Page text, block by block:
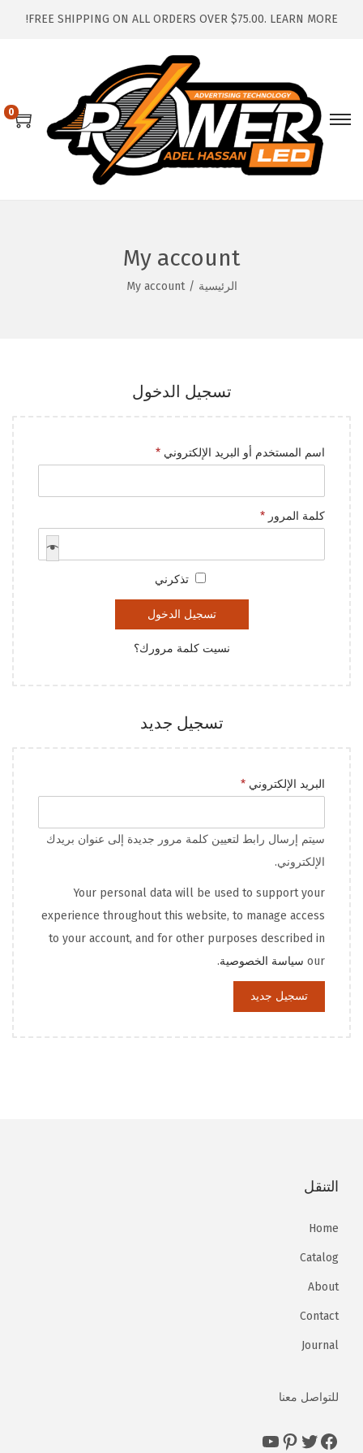
FREE SHIPPING ON ALL ORDERS OVER $75.00. LEARN MORE!
S
k
n
a
t
n
S
k
c
o
t
0
My account
الرئيسية /
My account
تسجيل الدخول
اسم المستخدم أو البريد الإلكتروني *
م
ل
كلمة المرور *
م
ل
تذكرني
تسجيل الدخول
نسيت كلمة مرورك؟
تسجيل جديد
البريد الإلكتروني *
م
ل
ة
سيتم إرسال رابط لتعيين كلمة مرور جديدة إلى عنوان بريدك
الإلكتروني.
Your personal data will be used to support your
experience throughout this website, to manage access
to your account, and for other purposes described in
our سياسة الخصوصية.
تسجيل جديد
التنقل
Home
Catalog
About
Contact
Journal
للتواصل معنا
https://www.facebook.com/powerled147
https://www.facebook.com/powerled147
https://www.facebook.com/powerled147
https://www.facebook.com/powerled147